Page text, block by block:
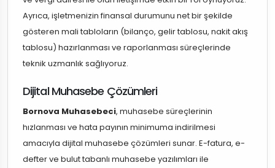
Ayrıca, işletmenizin finansal durumunu net bir şekilde
gösteren mali tabloların (bilanço, gelir tablosu, nakit akış
tablosu) hazırlanması ve raporlanması süreçlerinde
teknik uzmanlık sağlıyoruz.
Dijital Muhasebe Çözümleri
Bornova Muhasebeci, muhasebe süreçlerinin
hızlanması ve hata payının minimuma indirilmesi
amacıyla dijital muhasebe çözümleri sunar. E-fatura, e-
defter ve bulut tabanlı muhasebe yazılımları ile